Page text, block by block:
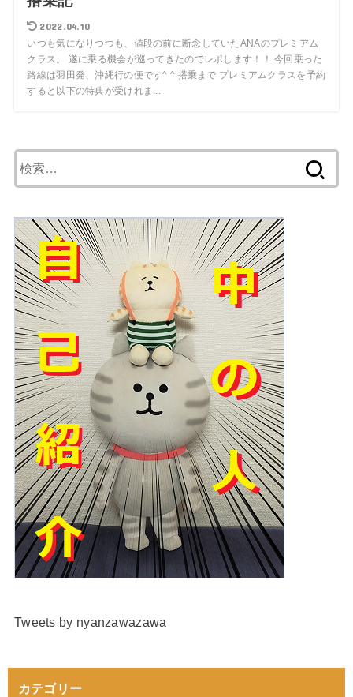
2022.04.10
いつも気になりつつも、値段の前に断念していたANAのプレミアム
クラス。 遂に乗る機会が巡ってきたのでレポします！！ 今回乗った
路線は羽田発、沖縄行の便です^ ^ 搭乗まで プレミアムクラスを予約
すると以下の特典が受けれま...
索:
Tweets by nyanzawazawa
カテゴリー